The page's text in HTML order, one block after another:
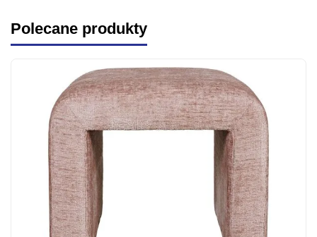
Polecane produkty